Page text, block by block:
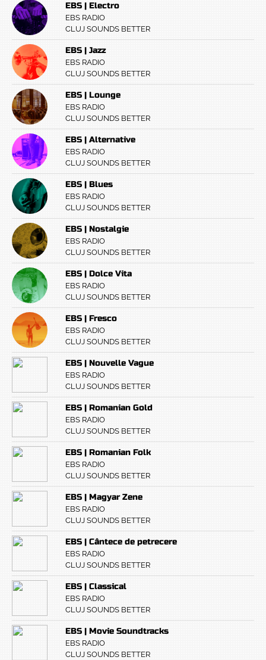
EBS | Electro
EBS RADIO
CLUJ SOUNDS BETTER
EBS | Jazz
EBS RADIO
CLUJ SOUNDS BETTER
EBS | Lounge
EBS RADIO
CLUJ SOUNDS BETTER
EBS | Alternative
EBS RADIO
CLUJ SOUNDS BETTER
EBS | Blues
EBS RADIO
CLUJ SOUNDS BETTER
EBS | Nostalgie
EBS RADIO
CLUJ SOUNDS BETTER
EBS | Dolce Vita
EBS RADIO
CLUJ SOUNDS BETTER
EBS | Fresco
EBS RADIO
CLUJ SOUNDS BETTER
EBS | Nouvelle Vague
EBS RADIO
CLUJ SOUNDS BETTER
EBS | Romanian Gold
EBS RADIO
CLUJ SOUNDS BETTER
EBS | Romanian Folk
EBS RADIO
CLUJ SOUNDS BETTER
EBS | Magyar Zene
EBS RADIO
CLUJ SOUNDS BETTER
EBS | Cântece de petrecere
EBS RADIO
CLUJ SOUNDS BETTER
EBS | Classical
EBS RADIO
CLUJ SOUNDS BETTER
EBS | Movie Soundtracks
EBS RADIO
CLUJ SOUNDS BETTER